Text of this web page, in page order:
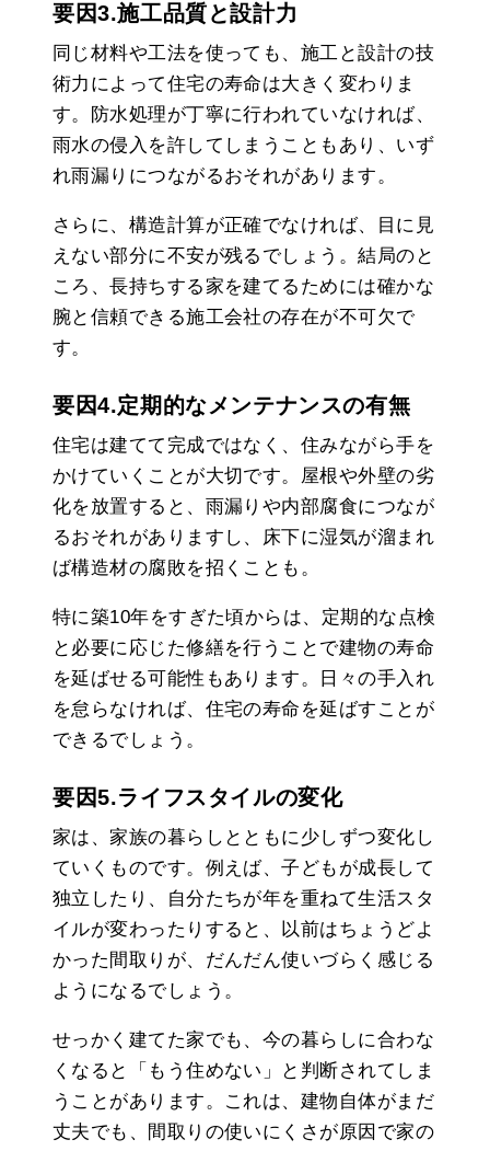
要因3.施工品質と設計力
同じ材料や工法を使っても、施工と設計の技
術力によって住宅の寿命は大きく変わりま
す。防水処理が丁寧に行われていなければ、
雨水の侵入を許してしまうこともあり、いず
れ雨漏りにつながるおそれがあります。
さらに、構造計算が正確でなければ、目に見
えない部分に不安が残るでしょう。結局のと
ころ、長持ちする家を建てるためには確かな
腕と信頼できる施工会社の存在が不可欠で
す。
要因4.定期的なメンテナンスの有無
住宅は建てて完成ではなく、住みながら手を
かけていくことが大切です。屋根や外壁の劣
化を放置すると、雨漏りや内部腐食につなが
るおそれがありますし、床下に湿気が溜まれ
ば構造材の腐敗を招くことも。
特に築10年をすぎた頃からは、定期的な点検
と必要に応じた修繕を行うことで建物の寿命
を延ばせる可能性もあります。日々の手入れ
を怠らなければ、住宅の寿命を延ばすことが
できるでしょう。
要因5.ライフスタイルの変化
家は、家族の暮らしとともに少しずつ変化し
ていくものです。例えば、子どもが成長して
独立したり、自分たちが年を重ねて生活スタ
イルが変わったりすると、以前はちょうどよ
かった間取りが、だんだん使いづらく感じる
ようになるでしょう。
せっかく建てた家でも、今の暮らしに合わな
くなると「もう住めない」と判断されてしま
うことがあります。これは、建物自体がまだ
丈夫でも、間取りの使いにくさが原因で家の